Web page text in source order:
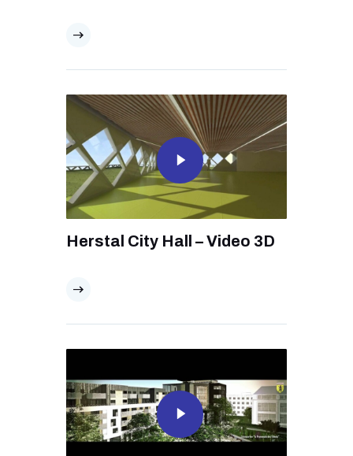
Herstal City Hall – Video 3D